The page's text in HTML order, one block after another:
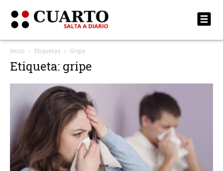
Inicio Etiquetas Gripe
Etiqueta: gripe